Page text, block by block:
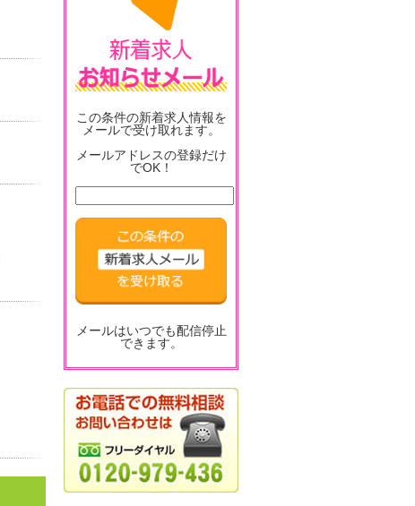
この条件の新着求人情報を
メールで受け取れます。
メールアドレスの登録だけ
でOK！
メールはいつでも配信停止
できます。